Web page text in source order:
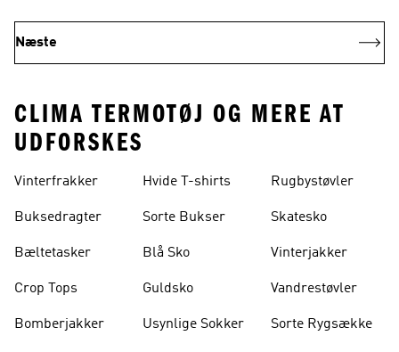
Næste
CLIMA TERMOTØJ OG MERE AT
UDFORSKES
Vinterfrakker
Buksedragter
Bæltetasker
Crop Tops
Bomberjakker
Hvide T-shirts
Sorte Bukser
Blå Sko
Guldsko
Usynlige Sokker
Rugbystøvler
Skatesko
Vinterjakker
Vandrestøvler
Sorte Rygsække